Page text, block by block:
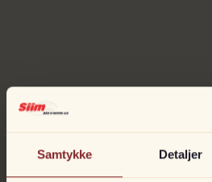
Samtykke Detaljer